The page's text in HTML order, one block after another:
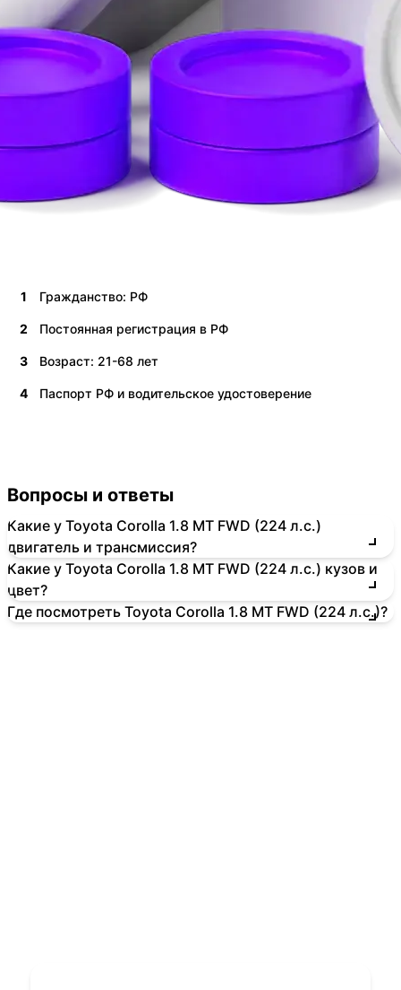
1 Гражданство: РФ
2 Постоянная регистрация в РФ
3 Возраст: 21-68 лет
4 Паспорт РФ и водительское удостоверение
Вопросы и ответы
Какие у Toyota Corolla 1.8 MT FWD (224 л.с.)
двигатель и трансмиссия?
Какие у Toyota Corolla 1.8 MT FWD (224 л.с.) кузов и
цвет?
Где посмотреть Toyota Corolla 1.8 MT FWD (224 л.с.)?